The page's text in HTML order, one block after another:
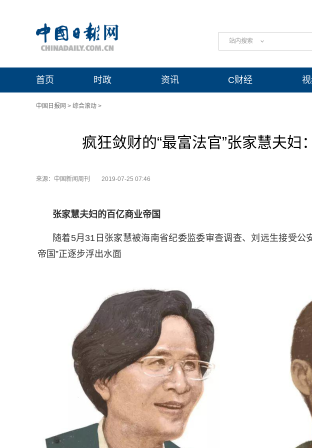
站内搜索
首页 时政 资讯 C财经
中国日报网 > 综合滚动 >
疯狂敛财的“最富法官”张家慧夫妇
来源：中国新闻周刊 2019-07-25 07:46
张家慧夫妇的百亿商业帝国
随着5月31日张家慧被海南省纪委监委审查调查、刘远生接受公
帝国”正逐步浮出水面